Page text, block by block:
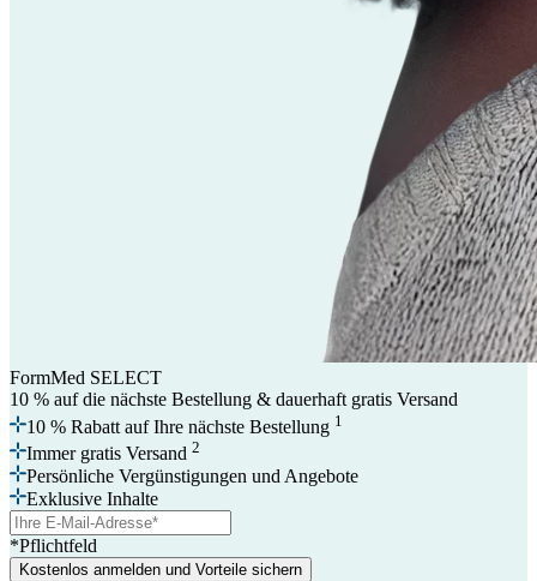
FormMed SELECT
10 % auf die nächste Bestellung & dauerhaft gratis Versand
10 % Rabatt auf Ihre nächste Bestellung 1
Immer gratis Versand 2
Persönliche Vergünstigungen und Angebote
Exklusive Inhalte
*Pflichtfeld
Kostenlos anmelden und Vorteile sichern